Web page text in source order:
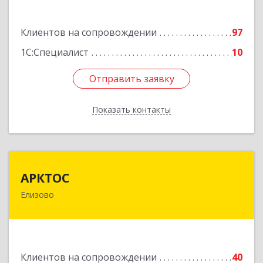
Клиентов на сопровождении
97
1С:Специалист
10
Отправить заявку
Показать контакты
Отправить заявку
Назад
АРКТОС
Елизово
Клиентов на сопровождении
40
684036, Камчатский край, Елизовский р-н,